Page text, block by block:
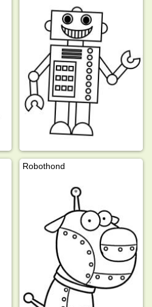
Robothond